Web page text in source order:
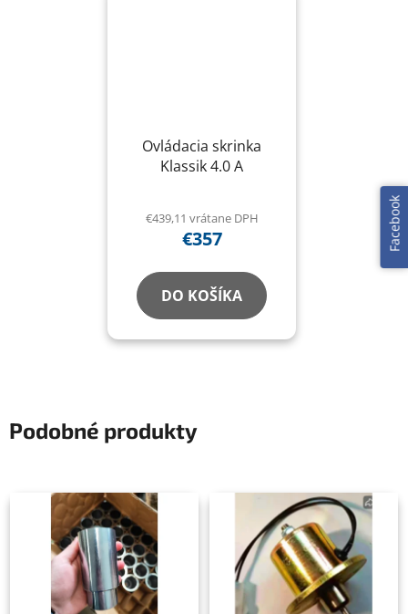
Ovládacia skrinka
Klassik 4.0 A
€439,11 vrátane DPH
€357
DO KOŠÍKA
Podobné produkty
Facebook